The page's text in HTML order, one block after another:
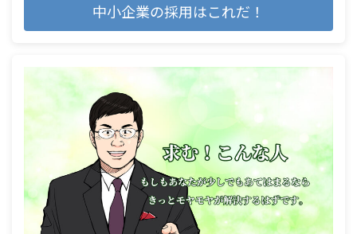
中小企業の採用はこれだ！